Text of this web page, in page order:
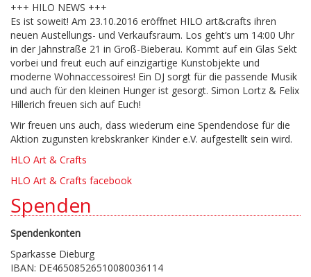
+++ HILO NEWS +++
Es ist soweit! Am 23.10.2016 eröffnet HILO art&crafts ihren
neuen Austellungs- und Verkaufsraum. Los geht’s um 14:00 Uhr
in der Jahnstraße 21 in Groß-Bieberau. Kommt auf ein Glas Sekt
vorbei und freut euch auf einzigartige Kunstobjekte und
moderne Wohnaccessoires! Ein DJ sorgt für die passende Musik
und auch für den kleinen Hunger ist gesorgt. Simon Lortz & Felix
Hillerich freuen sich auf Euch!
Wir freuen uns auch, dass wiederum eine Spendendose für die
Aktion zugunsten krebskranker Kinder e.V. aufgestellt sein wird.
HLO Art & Crafts
HLO Art & Crafts facebook
Spenden
Spendenkonten
Sparkasse Dieburg
IBAN: DE46508526510080036114